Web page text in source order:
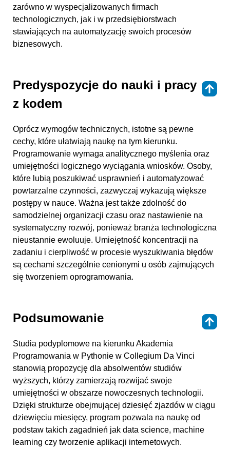
zarówno w wyspecjalizowanych firmach
technologicznych, jak i w przedsiębiorstwach
stawiających na automatyzację swoich procesów
biznesowych.
Predyspozycje do nauki i pracy
z kodem
Oprócz wymogów technicznych, istotne są pewne
cechy, które ułatwiają naukę na tym kierunku.
Programowanie wymaga analitycznego myślenia oraz
umiejętności logicznego wyciągania wniosków. Osoby,
które lubią poszukiwać usprawnień i automatyzować
powtarzalne czynności, zazwyczaj wykazują większe
postępy w nauce. Ważna jest także zdolność do
samodzielnej organizacji czasu oraz nastawienie na
systematyczny rozwój, ponieważ branża technologiczna
nieustannie ewoluuje. Umiejętność koncentracji na
zadaniu i cierpliwość w procesie wyszukiwania błędów
są cechami szczególnie cenionymi u osób zajmujących
się tworzeniem oprogramowania.
Podsumowanie
Studia podyplomowe na kierunku Akademia
Programowania w Pythonie w Collegium Da Vinci
stanowią propozycję dla absolwentów studiów
wyższych, którzy zamierzają rozwijać swoje
umiejętności w obszarze nowoczesnych technologii.
Dzięki strukturze obejmującej dziesięć zjazdów w ciągu
dziewięciu miesięcy, program pozwala na naukę od
podstaw takich zagadnień jak data science, machine
learning czy tworzenie aplikacji internetowych.